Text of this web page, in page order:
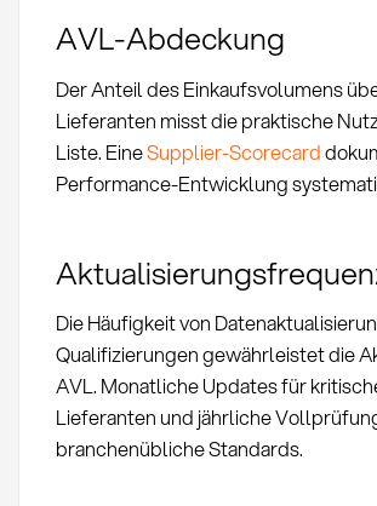
AVL-Abdeckung
Der Anteil des Einkaufsvolumens
Lieferanten misst die praktische
Liste. EineSupplier-Scorecard
Performance-Entwicklung
Die Häufigkeit von
Qualifizierungen gewährleistet die
AVL. Monatliche Updates für
Lieferanten und jährliche
branchenübliche Standards.